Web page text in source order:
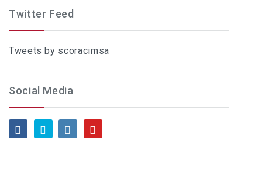
Twitter Feed
Tweets by scoracimsa
Social Media